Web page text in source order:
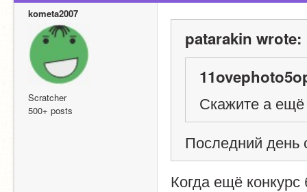
kometa2007
Scratcher
500+ posts
patarakin wrote:
Скажите а ещё
Последний день
Когда ещё конкурс